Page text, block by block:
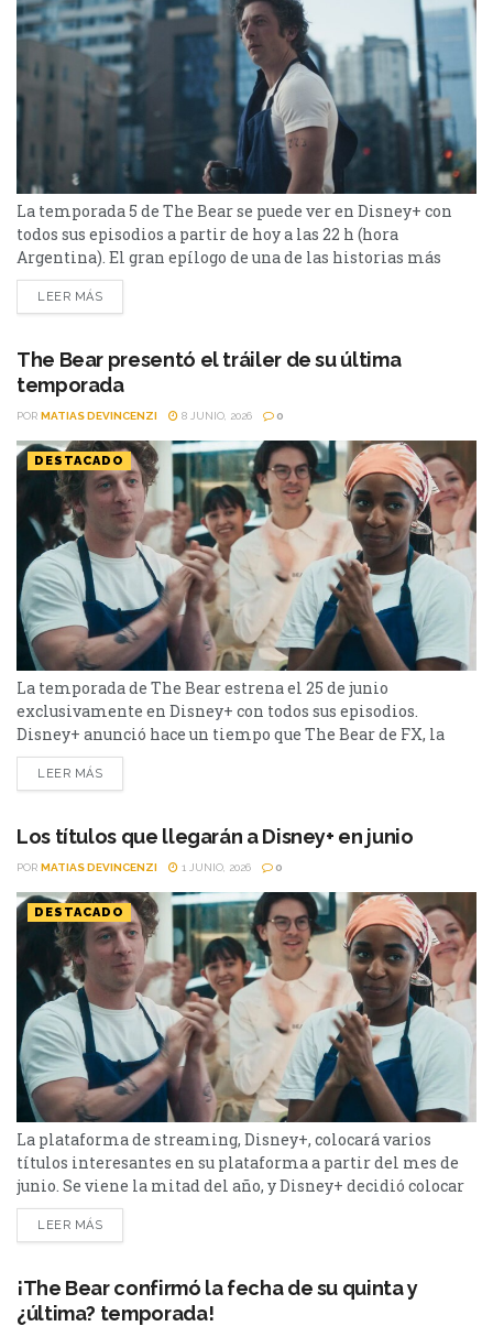
La temporada 5 de The Bear se puede ver en Disney+ con
todos sus episodios a partir de hoy a las 22 h (hora
Argentina). El gran epílogo de una de las historias más
celebradas de los últimos años estará disponible para las
audiencias. A partir de hoy a las 22 hs (Argentina) se puede
LEER MÁS
The Bear presentó el tráiler de su última
temporada
POR MATIAS DEVINCENZI 8 JUNIO, 2026 0
DESTACADO
La temporada de The Bear estrena el 25 de junio
exclusivamente en Disney+ con todos sus episodios.
Disney+ anunció hace un tiempo que The Bear de FX, la
aclamada serie ganadora del premio Emmy®, estrenará su
quinta y última temporada el jueves 25 de junio
disponibles para ver en el
servicio de streaming el mismo día de su lanzamiento. La
noticia llega después del...
LEER MÁS
Los títulos que llegarán a Disney+ en junio
POR MATIAS DEVINCENZI 1 JUNIO, 2026 0
DESTACADO
La plataforma de streaming, Disney+, colocará varios
títulos interesantes en su plataforma a partir del mes de
junio. Se viene la mitad del año, y Disney+ decidió colocar
varios títulos en su plataforma. Entre ellos se destacan la
última temporada de El Oso. Además, para los amantes del
LEER MÁS
¡The Bear confirmó la fecha de su quinta y
¿última? temporada!